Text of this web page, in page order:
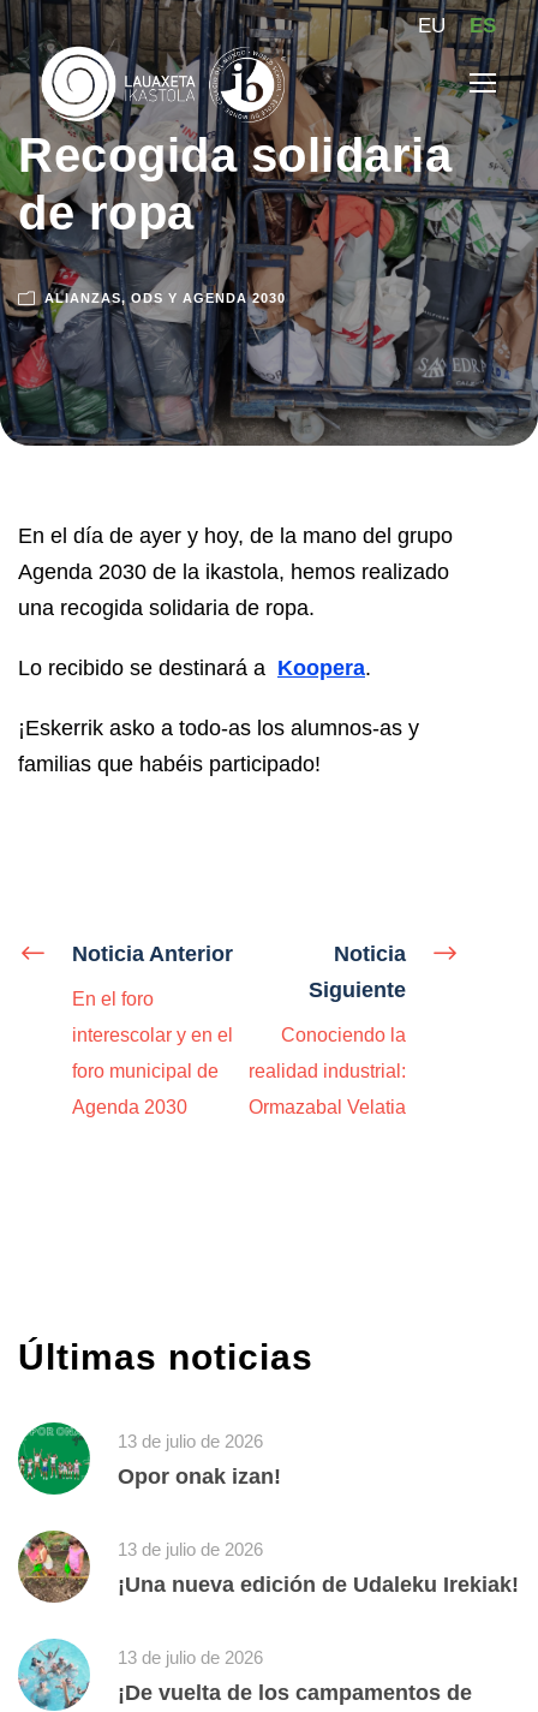
EU ES
Recogida solidaria
de ropa
ALIANZAS, ODS Y AGENDA 2030
En el día de ayer y hoy, de la mano del grupo
Agenda 2030 de la ikastola, hemos realizado
una recogida solidaria de ropa.
Lo recibido se destinará a Koopera.
¡Eskerrik asko a todo-as los alumnos-as y
familias que habéis participado!
Noticia Anterior
En el foro
interescolar y en el
foro municipal de
Agenda 2030
Noticia
Siguiente
Conociendo la
realidad industrial:
Ormazabal Velatia
Últimas noticias
13 de julio de 2026
Opor onak izan!
13 de julio de 2026
¡Una nueva edición de Udaleku Irekiak!
13 de julio de 2026
¡De vuelta de los campamentos de